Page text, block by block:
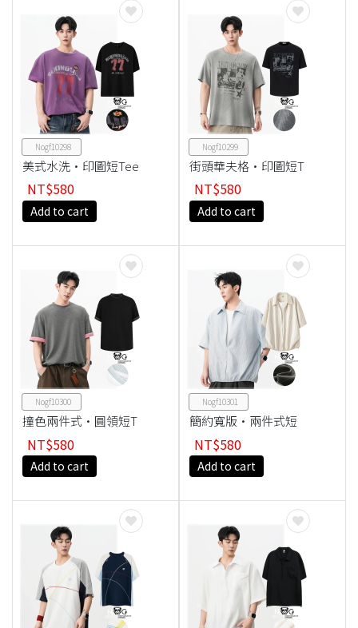
Nogf10298
美式水洗·印圖短Tee
NT$580
Add to cart
Nogf10299
街頭華夫格·印圖短T
NT$580
Add to cart
Nogf10300
撞色兩件式·圓領短T
NT$580
Add to cart
Nogf10301
簡約寬版·兩件式短
NT$580
Add to cart